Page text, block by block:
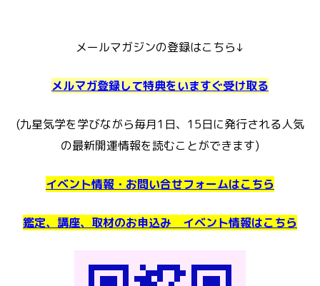
メールマガジンの登録はこちら↓
メルマガ登録して特典をいますぐ受け取る
(九星気学を学びながら毎月1日、15日に発行される人気
の最新開運情報を読むことができます)
イベント情報・お問い合せフォームはこちら
鑑定、講座、取材のお申込み イベント情報はこちら